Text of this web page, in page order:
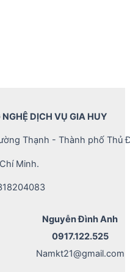
DỊCH VỤ GIA HUY
Thạnh - Thành phố Thủ
Minh.
Nguyễn Đình Anh
0917.122.525
Namkt21@gmail.com